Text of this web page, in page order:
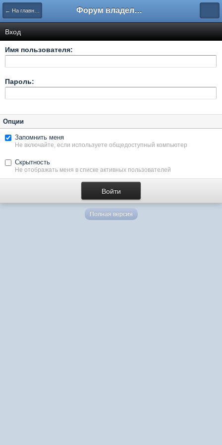
← На главную Форум владельцев интернет-магазинов
Вход
Имя пользователя:
Пароль:
Опции
Запомнить меня
Не включайте, если используете общедоступный компьютер
Скрытность
Не отображать меня в списке активных пользователей
Полная версия